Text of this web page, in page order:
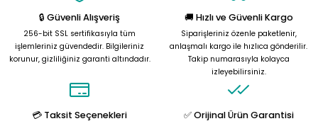
Ürün resmi kalitesiz, bozuk veya görüntülenemiyor.
Ürün açıklamasında eksik bilgiler bulunuyor.
Ürün bilgilerinde hatalar bulunuyor.
Ürün fiyatı diğer sitelerden daha pahalı.
🔒 Güvenli Alışveriş
256-bit SSL sertifikasıyla tüm
işlemleriniz güvendedir. Bilgileriniz
korunur, gizliliğiniz garanti altındadır.
🚚 Hızlı ve Güvenli Kargo
Siparişleriniz özenle paketlenir,
anlaşmalı kargo ile hızlıca gönderilir.
Takip numarasıyla kolayca
izleyebilirsiniz.
💳 Taksit Seçenekleri ✅ Orijinal Ürün Garantisi